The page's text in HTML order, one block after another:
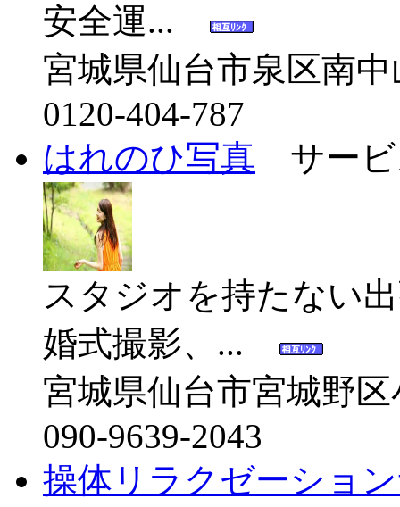
安全運...
宮城県仙台市泉区南
0120-404-787
はれのひ写真 サービ
スタジオを持たない
婚式撮影、...
宮城県仙台市宮城野
090-9639-2043
操体リラクゼーショ